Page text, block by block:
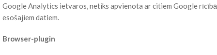
Google Analytics ietvaros, netiks apvienota ar citiem Google rīcībā
esošajiem datiem.
Browser-plugin